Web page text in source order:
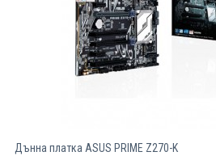
Дънна платка ASUS PRIME Z270-K